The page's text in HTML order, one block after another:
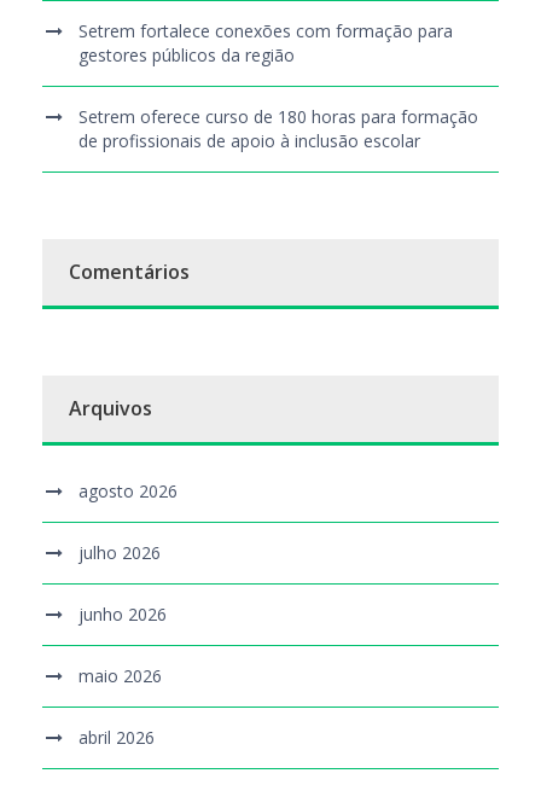
Setrem fortalece conexões com formação para
gestores públicos da região
Setrem oferece curso de 180 horas para formação
de profissionais de apoio à inclusão escolar
Comentários
Arquivos
agosto 2026
julho 2026
junho 2026
maio 2026
abril 2026